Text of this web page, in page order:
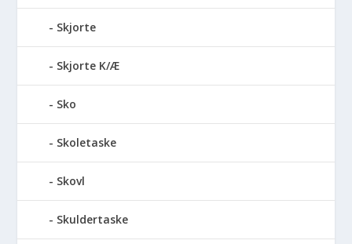
Skjorte
Skjorte K/Æ
Sko
Skoletaske
Skovl
Skuldertaske